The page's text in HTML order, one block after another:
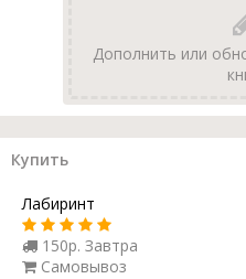
Дополнить или
Купить
Лабиринт
150р. Завтра
Самовывоз